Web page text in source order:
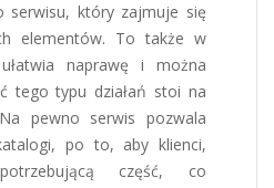
serwisu, który zajmuje się
elementów. To także w
naprawę i można
tego typu działań stoi na
pewno serwis pozwala
po to, aby klienci,
część, co